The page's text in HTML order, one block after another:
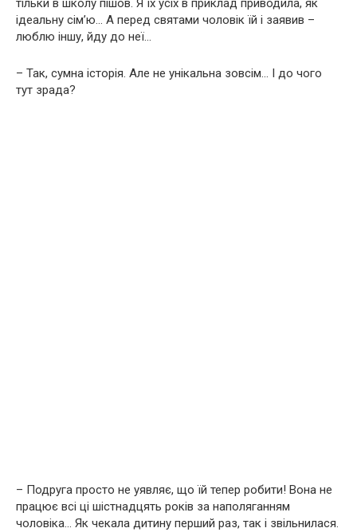
тільки в школу пішов. Я їх усіх в приклад приводила, як
ідеальну сім’ю… А перед святами чоловік їй і заявив –
люблю іншу, йду до неї…
– Так, сумна історія. Але не унікальна зовсім… І до чого
тут зрада?
– Подруга просто не уявляє, що їй тепер робити! Вона не
працює всі ці шістнадцять років за наполяганням
чоловіка… Як чекала дитину перший раз, так і звільнилася.